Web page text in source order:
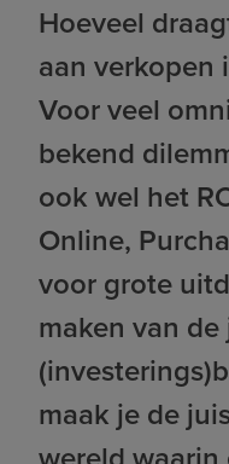
Hoeveel
aan verkopen
Voor veel
bekend
ook wel het
Online,
voor grote
maken van
maak je de